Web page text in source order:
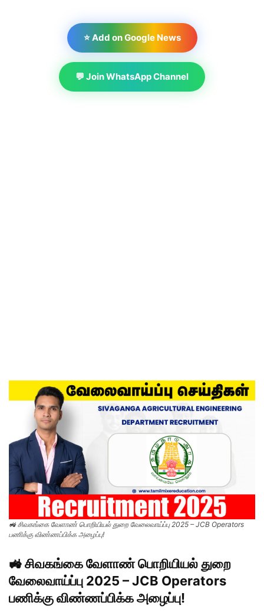
⭐ Add on Google News
💬 Join WhatsApp Channel
🚜 சிவகங்கை வேளாண் பொறியியல் துறை வேலைவாய்ப்பு 2025 – JCB Operators
பணிக்கு விண்ணப்பிக்க அழைப்பு!
🚜 சிவகங்கை வேளாண் பொறியியல் துறை
வேலைவாய்ப்பு 2025 – JCB Operators
பணிக்கு விண்ணப்பிக்க அழைப்பு!